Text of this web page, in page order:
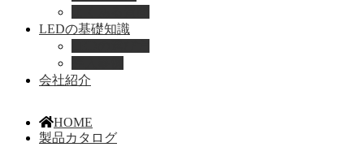
LEDの基礎知識
会社紹介
HOME
製品カタログ